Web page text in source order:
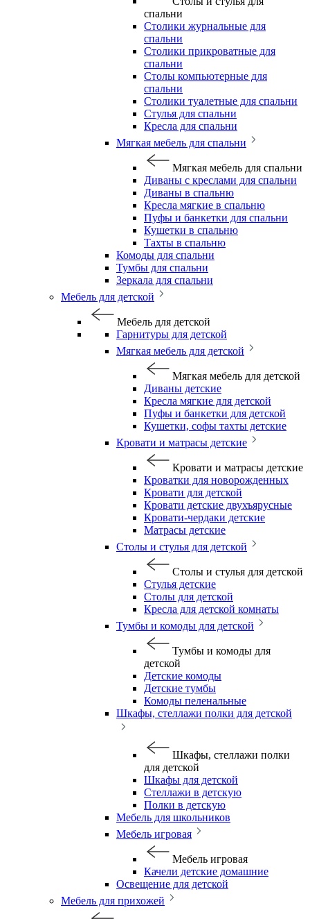
спальни
Столики журнальные для
спальни
Столики прикроватные для
спальни
Столы компьютерные для
спальни
Столики туалетные для спальни
Стулья для спальни
Кресла для спальни
Мягкая мебель для спальни
Мягкая мебель для спальни
Диваны с креслами для спальни
Диваны в спальню
Кресла мягкие в спальню
Пуфы и банкетки для спальни
Кушетки в спальню
Тахты в спальню
Комоды для спальни
Тумбы для спальни
Зеркала для спальни
Мебель для детской
Мебель для детской
Гарнитуры для детской
Мягкая мебель для детской
Мягкая мебель для детской
Диваны детские
Кресла мягкие для детской
Пуфы и банкетки для детской
Кушетки, софы тахты детские
Кровати и матрасы детские
Кровати и матрасы детские
Кроватки для новорожденных
Кровати для детской
Кровати детские двухъярусные
Кровати-чердаки детские
Матрасы детские
Столы и стулья для детской
Столы и стулья для детской
Стулья детские
Столы для детской
Кресла для детской комнаты
Тумбы и комоды для детской
Тумбы и комоды для
детской
Детские комоды
Детские тумбы
Комоды пеленальные
Шкафы, стеллажи полки для детской
Шкафы, стеллажи полки
для детской
Шкафы для детской
Стеллажи в детскую
Полки в детскую
Мебель для школьников
Мебель игровая
Мебель игровая
Качели детские домашние
Освещение для детской
Мебель для прихожей